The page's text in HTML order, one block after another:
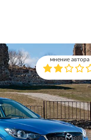
мнение автора